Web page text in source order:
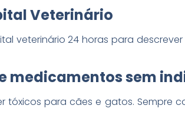
Veterinário
veterinário 24 horas para
medicamentos sem
tóxicos para cães e gatos. Sempre